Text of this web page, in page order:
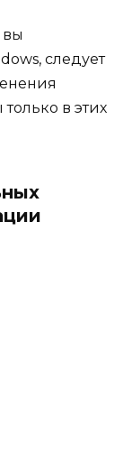
вы
следует
в этих